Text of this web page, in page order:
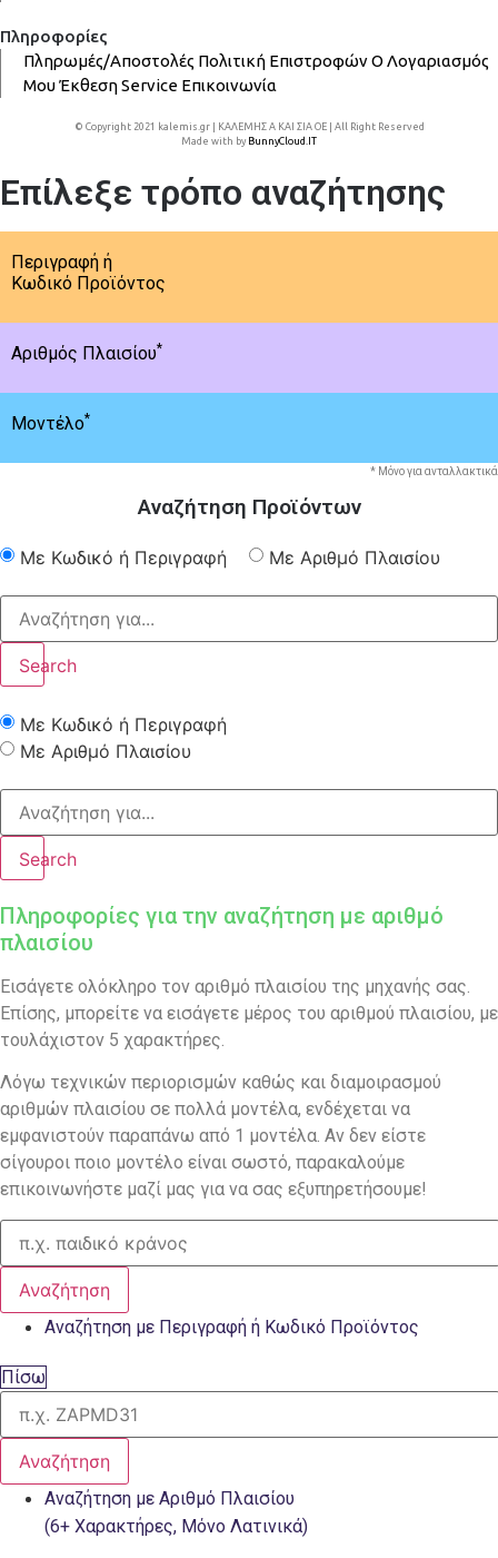
Πληροφορίες
Πληρωμές/Αποστολές Πολιτική ΕπιστροφώνΟ Λογαριασμός
ΜουΈκθεσηService Επικοινωνία
© Copyright 2021 kalemis.gr | ΚΑΛΕΜΗΣ Α ΚΑΙ ΣΙΑ ΟΕ | All Right Reserved
Made with by BunnyCloud.IT
Επίλεξε τρόπο αναζήτησης
Περιγραφή ή
Κωδικό Προϊόντος
Αριθμός Πλαισίου*
Μοντέλο*
* Μόνο για ανταλλακτικά
Αναζήτηση Προϊόντων
Με Κωδικό ή Περιγραφή Με Αριθμό Πλαισίου
Search
Με Κωδικό ή Περιγραφή
Με Αριθμό Πλαισίου
Search
Πληροφορίες για την αναζήτηση με αριθμό
πλαισίου
Εισάγετε ολόκληρο τον αριθμό πλαισίου της μηχανής σας.
Επίσης, μπορείτε να εισάγετε μέρος του αριθμού πλαισίου, με
τουλάχιστον 5 χαρακτήρες.
Λόγω τεχνικών περιορισμών καθώς και διαμοιρασμού
αριθμών πλαισίου σε πολλά μοντέλα, ενδέχεται να
εμφανιστούν παραπάνω από 1 μοντέλα. Αν δεν είστε
σίγουροι ποιο μοντέλο είναι σωστό, παρακαλούμε
επικοινωνήστε μαζί μας για να σας εξυπηρετήσουμε!
Αναζήτηση
Αναζήτηση με Περιγραφή ή Κωδικό Προϊόντος
Πίσω
Αναζήτηση
Αναζήτηση με Αριθμό Πλαισίου
(6+ Χαρακτήρες, Μόνο Λατινικά)